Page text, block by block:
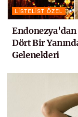
LISTELIST ÖZEL
Dört Bir
Gelenekleri